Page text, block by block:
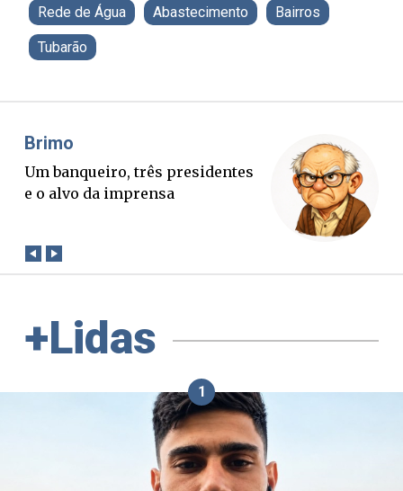
Rede de Água Abastecimento Bairros
Tubarão
O Boato corre mais rápido que a
verdade. Mas quem paga a
+Lidas
1